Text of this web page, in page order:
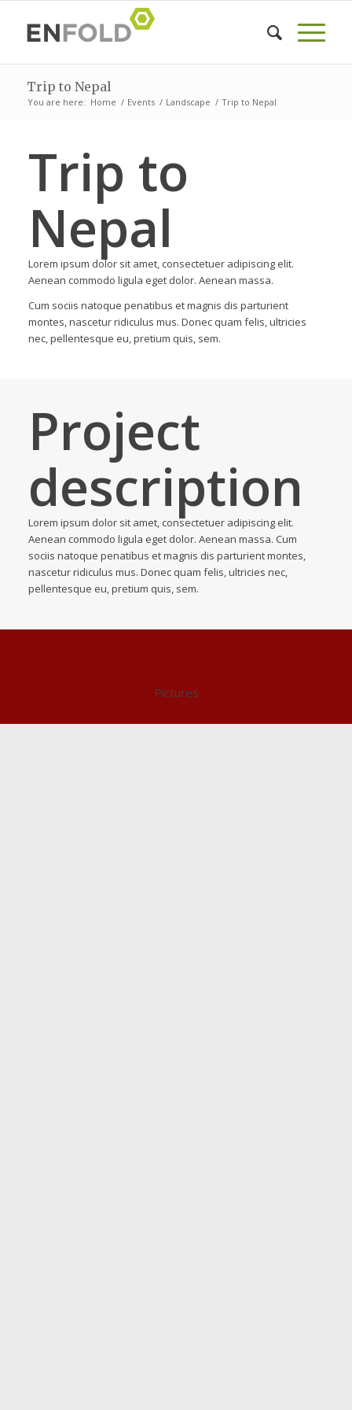
Trip to Nepal
You are here: Home / Events / Landscape / Trip to Nepal
Trip to
Nepal
Lorem ipsum dolor sit amet, consectetuer adipiscing elit.
Aenean commodo ligula eget dolor. Aenean massa.
Cum sociis natoque penatibus et magnis dis parturient
montes, nascetur ridiculus mus. Donec quam felis, ultricies
nec, pellentesque eu, pretium quis, sem.
Project
description
Lorem ipsum dolor sit amet, consectetuer adipiscing elit.
Aenean commodo ligula eget dolor. Aenean massa. Cum
sociis natoque penatibus et magnis dis parturient montes,
nascetur ridiculus mus. Donec quam felis, ultricies nec,
pellentesque eu, pretium quis, sem.
Pictures